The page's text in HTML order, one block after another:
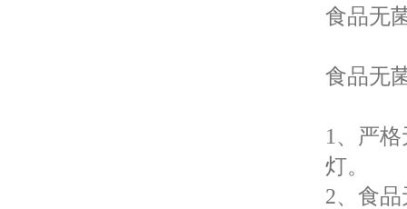
食品无
食品无
1、严
灯。
2、食